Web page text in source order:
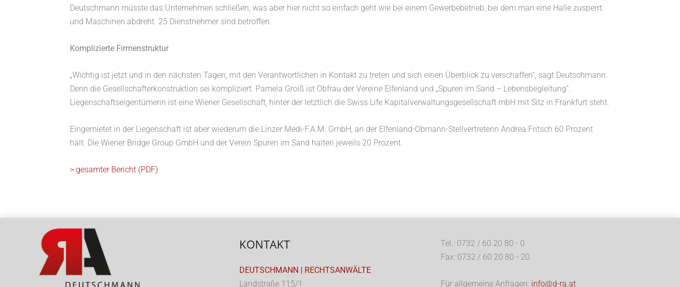
Deutschmann müsste das Unternehmen schließen, was aber hier nicht so einfach geht wie bei einem Gewerbebetrieb, bei dem man eine Halle zusperrt
und Maschinen abdreht. 25 Dienstnehmer sind betroffen.
Komplizierte Firmenstruktur
„Wichtig ist jetzt und in den nächsten Tagen, mit den Verantwortlichen in Kontakt zu treten und sich einen Überblick zu verschaffen“, sagt Deutschmann.
Denn die Gesellschafterkonstruktion sei kompliziert. Pamela Groiß ist Obfrau der Vereine Elfenland und „Spuren im Sand – Lebensbegleitung“.
Liegenschaftseigentümerin ist eine Wiener Gesellschaft, hinter der letztlich die Swiss Life Kapitalverwaltungsgesellschaft mbH mit Sitz in Frankfurt steht.
Eingemietet in der Liegenschaft ist aber wiederum die Linzer Medi-F.A.M. GmbH, an der Elfenland-Obmann-Stellvertreterin Andrea Fritsch 60 Prozent
hält. Die Wiener Bridge Group GmbH und der Verein Spuren im Sand halten jeweils 20 Prozent.
> gesamter Bericht (PDF)
KONTAKT
DEUTSCHMANN | RECHTSANWÄLTE
Landstraße 115/1
Tel.: 0732 / 60 20 80 - 0
Fax: 0732 / 60 20 80 - 20
Für allgemeine Anfragen: info@d-ra.at